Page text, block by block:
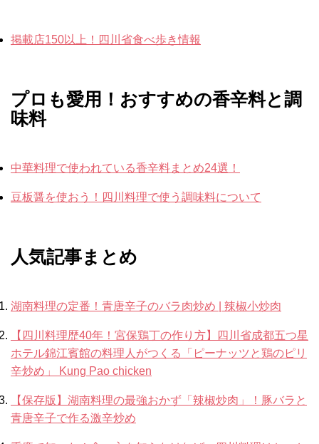
掲載店150以上！四川省食べ歩き情報
プロも愛用！おすすめの香辛料と調
味料
中華料理で使われている香辛料まとめ24選！
豆板醤を使おう！四川料理で使う調味料について
人気記事まとめ
湖南料理の定番！青唐辛子のバラ肉炒め | 辣椒小炒肉
【四川料理歴40年！宮保鶏丁の作り方】四川省成都五つ星
ホテル錦江賓館の料理人がつくる「ピーナッツと鶏のピリ
辛炒め」 Kung Pao chicken
【保存版】湖南料理の最強おかず「辣椒炒肉」！豚バラと
青唐辛子で作る激辛炒め